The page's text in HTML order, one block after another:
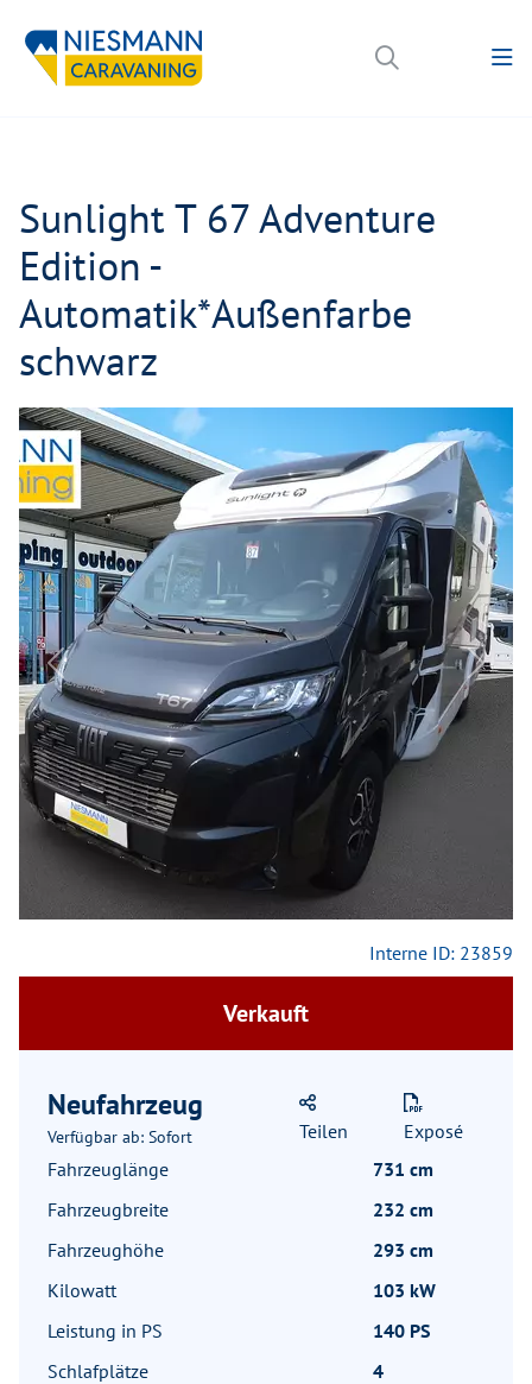
Sunlight T 67 Adventure
Edition -
Automatik*Außenfarbe
schwarz
Previous Next
Interne ID: 23859
Verkauft
Neufahrzeug
Verfügbar ab: Sofort Teilen
Exposé
Fahrzeuglänge
731 cm
Fahrzeugbreite
232 cm
Fahrzeughöhe
293 cm
Kilowatt
103 kW
Leistung in PS
140 PS
Schlafplätze
4